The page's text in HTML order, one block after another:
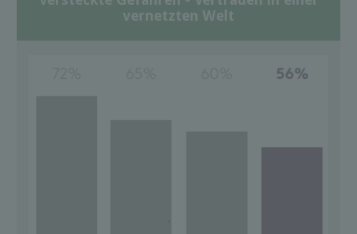
vernetzten Welt